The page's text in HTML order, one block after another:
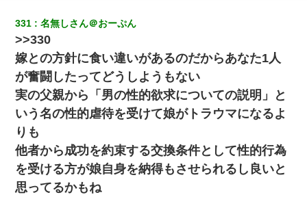
「話してみるよ」→ 後日・・・
我が家のガレージに見知らぬ車。俺「もしもし、玄関にもシャッ
ターリモコンあるだろ？DOWNのボタン押してｗ」→ 待つこと１
時間弱・・・
彼にプロポーズされたんだけど、実は資産家だと知って婚約破棄
した。B子「A男くんと別れたって本当？私が付き合ってもい
い？」
小2の頃、妹と昼寝してたら家が火事になってて気づくと逃げ場が
なかった。妹を抱き締めて「ﾀﾋんじゃうよ」って泣いてたら…
331 名無しさん＠おーぷん
>>330
嫁との方針に食い違いがあるのだからあなた1人
が奮闘したってどうしようもない
実の父親から「男の性的欲求についての説明」と
いう名の性的虐待を受けて娘がトラウマになるよ
りも
他者から成功を約束する交換条件として性的行為
を受ける方が娘自身を納得もさせられるし良いと
思ってるかもね